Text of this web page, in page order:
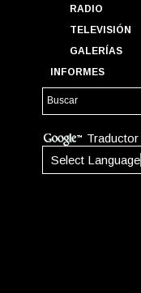
RADIO
TELEVISIÓN
GALERÍAS
INFORMES
Traductor
Select Language